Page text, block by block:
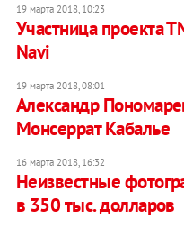
19 марта 2018, 10:23
Участница проекта
Navi
19 марта 2018, 08:01
Александр
Монсеррат Кабалье
16 марта 2018, 16:32
Неизвестные
в 350 тыс. долларов